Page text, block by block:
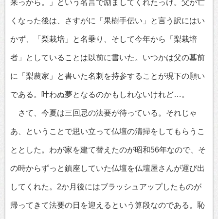
来っから。」という名言で励ましてくれたっけ。父が亡
くなった後は、さすがに「果樹手伝い」と言う訳にはい
かず、「梨栽培」と名乗り、そして今年から「梨栽培
者」としていることは以前に書いた。いつかは父の墓前
に「梨農家」と書いた名刺を持参することが現下の願い
である。叶わぬ夢となるのかもしれないけれど…。
さて、今夏は三回忌の法要が待っている。それじゃ
あ、ということで思い立って仏壇の清掃をしてもらうこ
ととした。わが家を建て替えたのが昭和56年なので、そ
の時からずっと鎮座していた仏壇を仏壇屋さんが運び出
してくれた。2か月後にはブラッシュアップしたものが
帰ってきて法要の日を迎えるという算段なのである。恥